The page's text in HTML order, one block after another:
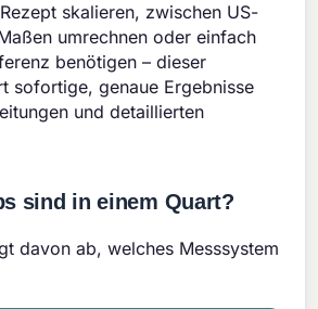
skalieren, zwischen US-
umrechnen oder einfach
benötigen – dieser
sofortige, genaue Ergebnisse
und detaillierten
sind in einem Quart?
davon ab, welches Messsystem